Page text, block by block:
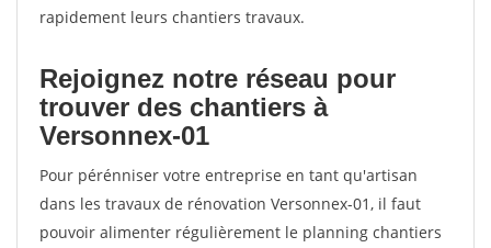
rapidement leurs chantiers travaux.
Rejoignez notre réseau pour
trouver des chantiers à
Versonnex-01
Pour pérénniser votre entreprise en tant qu'artisan
dans les travaux de rénovation Versonnex-01, il faut
pouvoir alimenter régulièrement le planning chantiers